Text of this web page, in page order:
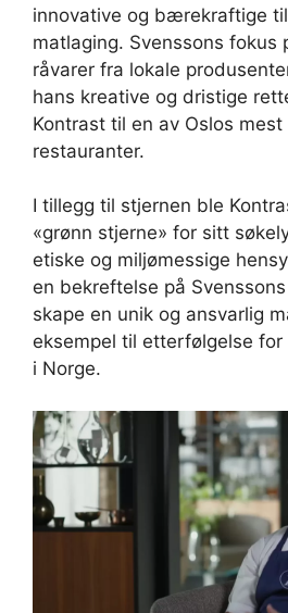
innovative og bærekraftige
matlaging. Svenssons fokus
råvarer fra lokale
hans kreative og dristige
Kontrast til en av Oslos
restauranter.
I tillegg til stjernen ble
«grønn stjerne» for sitt
etiske og miljømessige
en bekreftelse på
skape en unik og ansvarlig
eksempel til etterfølgelse
i Norge.